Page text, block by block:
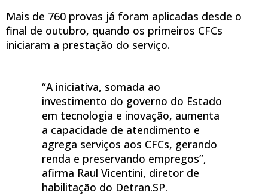
Mais de 760 provas já foram aplicadas desde o
final de outubro, quando os primeiros CFCs
iniciaram a prestação do serviço.
“A iniciativa, somada ao
investimento do governo do Estado
em tecnologia e inovação, aumenta
a capacidade de atendimento e
agrega serviços aos CFCs, gerando
renda e preservando empregos”,
afirma Raul Vicentini, diretor de
habilitação do Detran.SP.